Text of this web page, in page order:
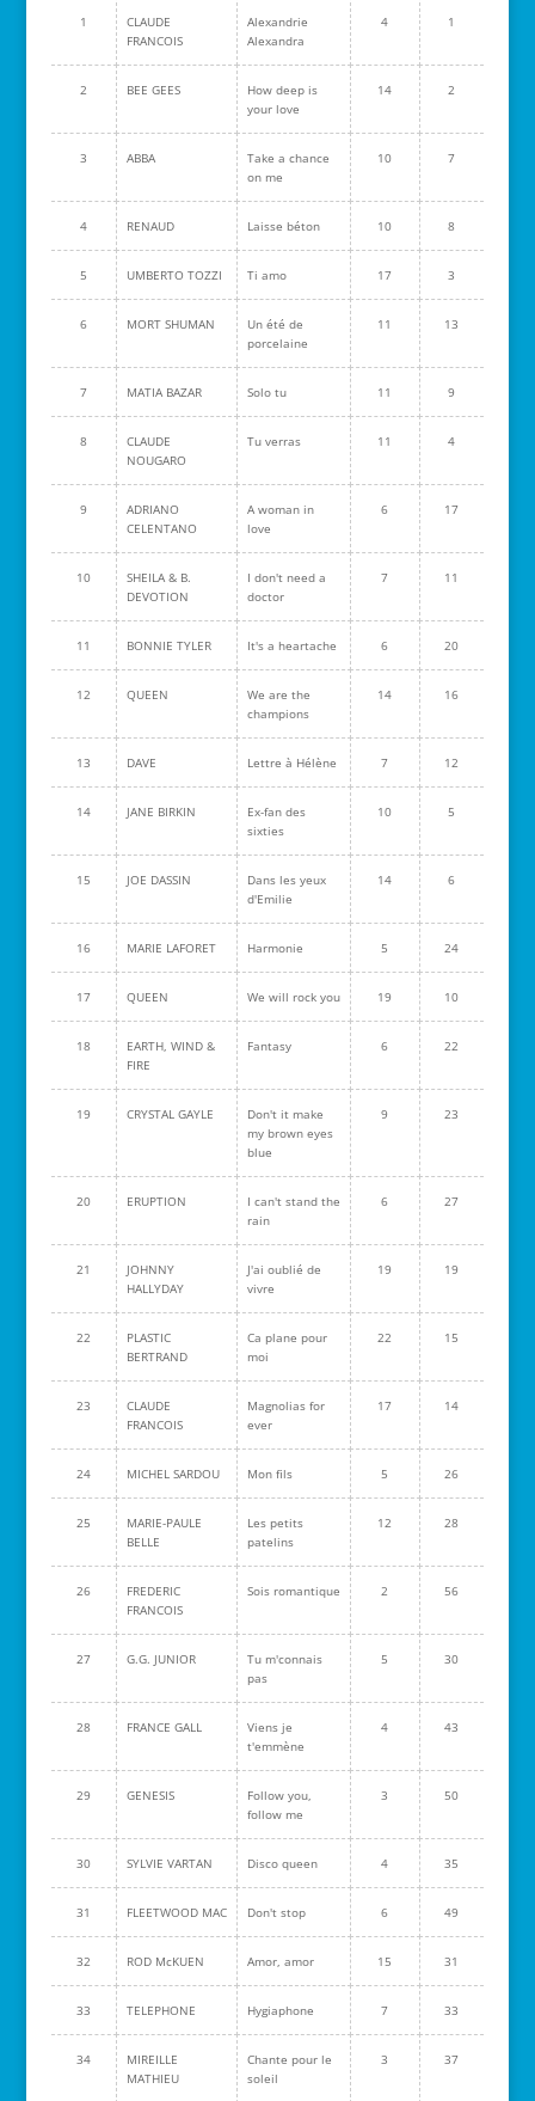
1
CLAUDE
FRANCOIS
Alexandrie
Alexandra
4 1
2 BEE GEES
How deep is
your love
14 2
3 ABBA
Take a chance
on me
10 7
4 RENAUD Laisse béton 10 8
5 UMBERTO TOZZI Ti amo 17 3
6 MORT SHUMAN
Un été de
porcelaine
11 13
7 MATIA BAZAR Solo tu 11 9
8
CLAUDE
NOUGARO
Tu verras 11 4
9
ADRIANO
CELENTANO
A woman in
love
6 17
10
SHEILA & B.
DEVOTION
I don't need a
doctor
7 11
11 BONNIE TYLER It's a heartache 6 20
12 QUEEN
We are the
champions
14 16
13 DAVE Lettre à Hélène 7 12
14 JANE BIRKIN
Ex-fan des
sixties
10 5
15 JOE DASSIN
Dans les yeux
d'Emilie
14 6
16 MARIE LAFORET Harmonie 5 24
17 QUEEN We will rock you 19 10
18
EARTH, WIND &
FIRE
Fantasy 6 22
19 CRYSTAL GAYLE
Don't it make
my brown eyes
blue
9 23
20 ERUPTION
I can't stand the
rain
6 27
21
JOHNNY
HALLYDAY
J'ai oublié de
vivre
19 19
22
PLASTIC
BERTRAND
Ca plane pour
moi
22 15
23
CLAUDE
FRANCOIS
Magnolias for
ever
17 14
24 MICHEL SARDOU Mon fils 5 26
25
MARIE-PAULE
BELLE
Les petits
patelins
12 28
26
FREDERIC
FRANCOIS
Sois romantique 2 56
27 G.G. JUNIOR
Tu m'connais
pas
5 30
28 FRANCE GALL
Viens je
t'emmène
4 43
29 GENESIS
Follow you,
follow me
3 50
30 SYLVIE VARTAN Disco queen 4 35
31 FLEETWOOD MAC Don't stop 6 49
32 ROD McKUEN Amor, amor 15 31
33 TELEPHONE Hygiaphone 7 33
34
MIREILLE
MATHIEU
Chante pour le
soleil
3 37